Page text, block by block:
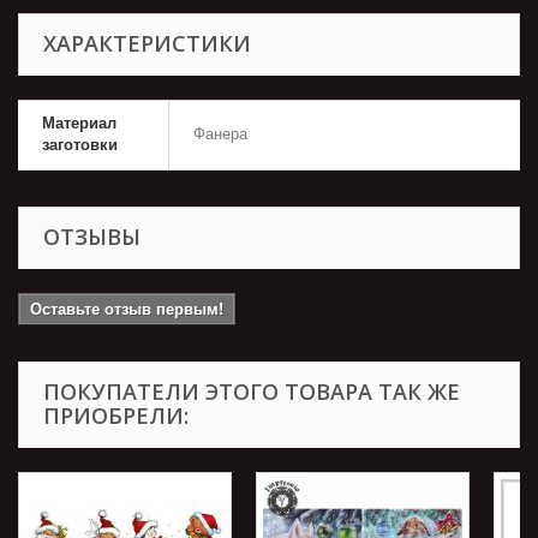
ХАРАКТЕРИСТИКИ
Материал
заготовки
Фанера
ОТЗЫВЫ
Оставьте отзыв первым!
ПОКУПАТЕЛИ ЭТОГО ТОВАРА ТАК ЖЕ
ПРИОБРЕЛИ: